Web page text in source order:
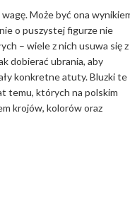
Może być ona
o puszystej figurze nie
– wiele z nich usuwa się z
dobierać ubrania, aby
konkretne atuty. Bluzki te
temu, których na polskim
krojów, kolorów oraz